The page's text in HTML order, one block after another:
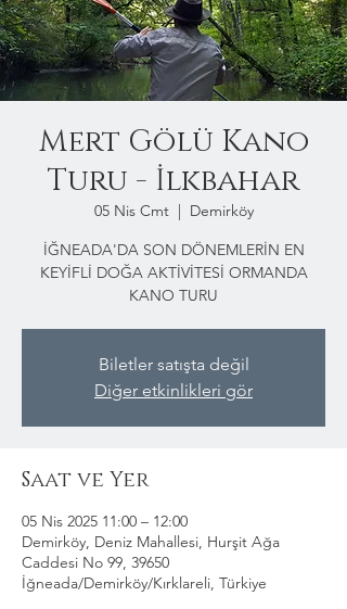
Mert Gölü Kano
Turu - İlkbahar
05 Nis Cmt
  |
Demirköy
İĞNEADA'DA SON DÖNEMLERİN EN
KEYİFLİ DOĞA AKTİVİTESİ ORMANDA
KANO TURU
Biletler satışta değil
Diğer etkinlikleri gör
Saat ve Yer
05 Nis 2025 11:00 – 12:00
Demirköy, Deniz Mahallesi, Hurşit Ağa
Caddesi No 99, 39650
İğneada/Demirköy/Kırklareli, Türkiye